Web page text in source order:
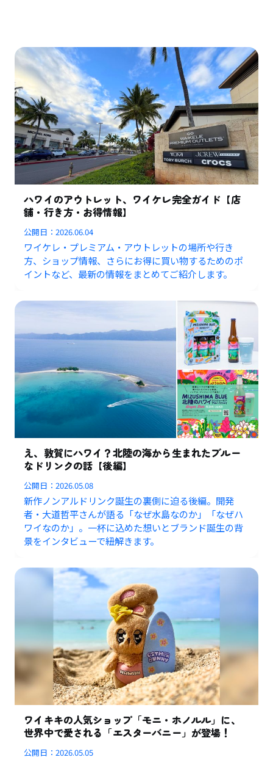
ハワイのアウトレット、ワイケレ完全ガイド【店
舗・行き方・お得情報】
公開日：2026.06.04
ワイケレ・プレミアム・アウトレットの場所や行き
方、ショップ情報、さらにお得に買い物するためのポ
イントなど、最新の情報をまとめてご紹介します。
え、敦賀にハワイ？北陸の海から生まれたブルー
なドリンクの話【後編】
公開日：2026.05.08
新作ノンアルドリンク誕生の裏側に迫る後編。開発
者・大道哲平さんが語る「なぜ水島なのか」「なぜハ
ワイなのか」。一杯に込めた想いとブランド誕生の背
景をインタビューで紐解きます。
ワイキキの人気ショップ「モニ・ホノルル」に、
世界中で愛される「エスターバニー」が登場！
公開日：2026.05.05